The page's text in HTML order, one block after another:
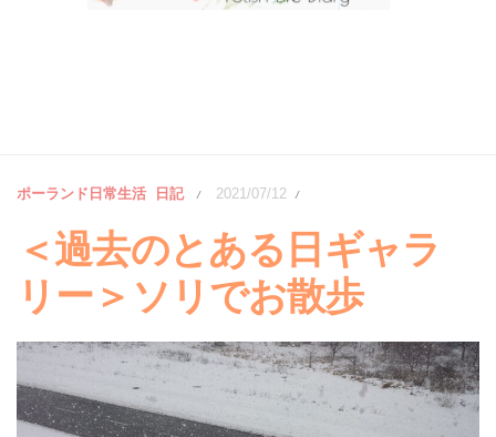
ポーランド日常生活 日記 / 2021/07/12 /
＜過去のとある日ギャラ
リー＞ソリでお散歩